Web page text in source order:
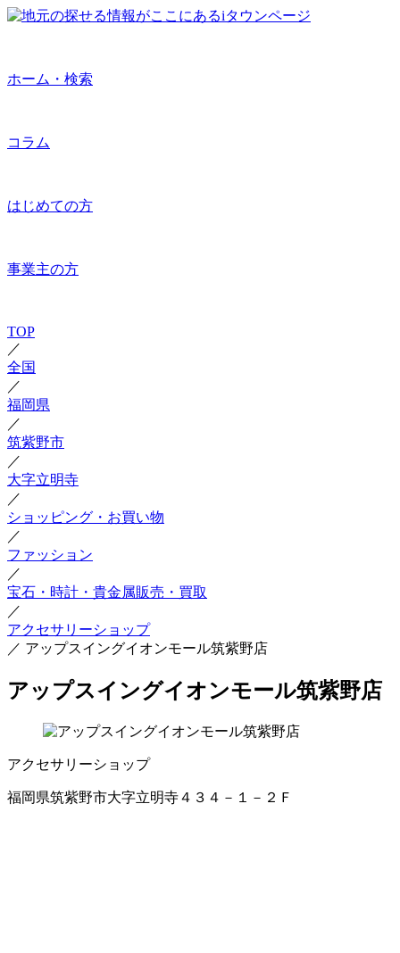
ホーム・検索
コラム
はじめての方
事業主の方
TOP
／
全国
／
福岡県
／
筑紫野市
／
大字立明寺
／
ショッピング・お買い物
／
ファッション
／
宝石・時計・貴金属販売・買取
／
アクセサリーショップ
／ アップスイングイオンモール筑紫野店
アップスイングイオンモール筑紫野店
アクセサリーショップ
福岡県筑紫野市大字立明寺４３４－１－２Ｆ